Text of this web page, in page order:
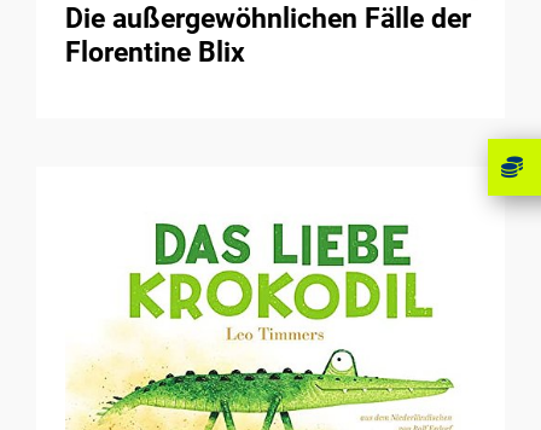
Die außergewöhnlichen Fälle der
Florentine Blix